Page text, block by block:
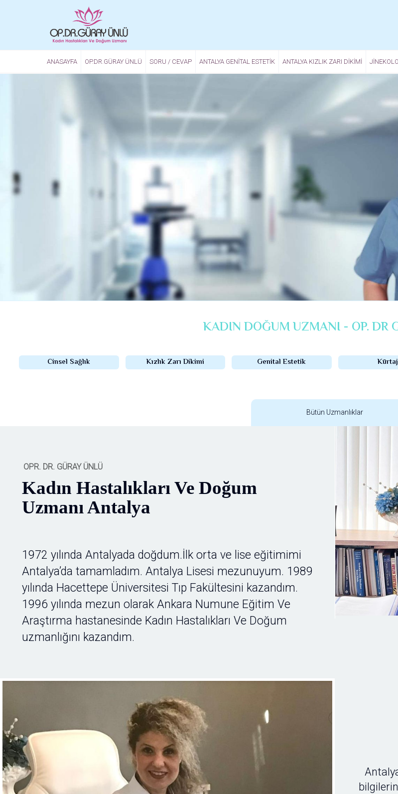
ANASAYFA OP.DR.GÜRAY ÜNLÜ SORU / CEVAP ANTALYA GENITAL ESTETIK ANTALYA KIZLIK ZARI DIKIMI
KADIN DOĞUM UZMANI - OP. DR
Cinsel Sağlık Kızlık Zarı Dikimi Genital Estetik Kürtaj
Bütün Uzmanlıklar
OPR. DR. GÜRAY ÜNLÜ
Kadın Hastalıkları Ve Doğum
Uzmanı Antalya
1972 yılında Antalyada doğdum.İlk orta ve lise eğitimimi
Antalya’da tamamladım. Antalya Lisesi mezunuyum. 1989
yılında Hacettepe Üniversitesi Tıp Fakültesini kazandım.
1996 yılında mezun olarak Ankara Numune Eğitim Ve
Araştırma hastanesinde Kadın Hastalıkları Ve Doğum
uzmanlığını kazandım.